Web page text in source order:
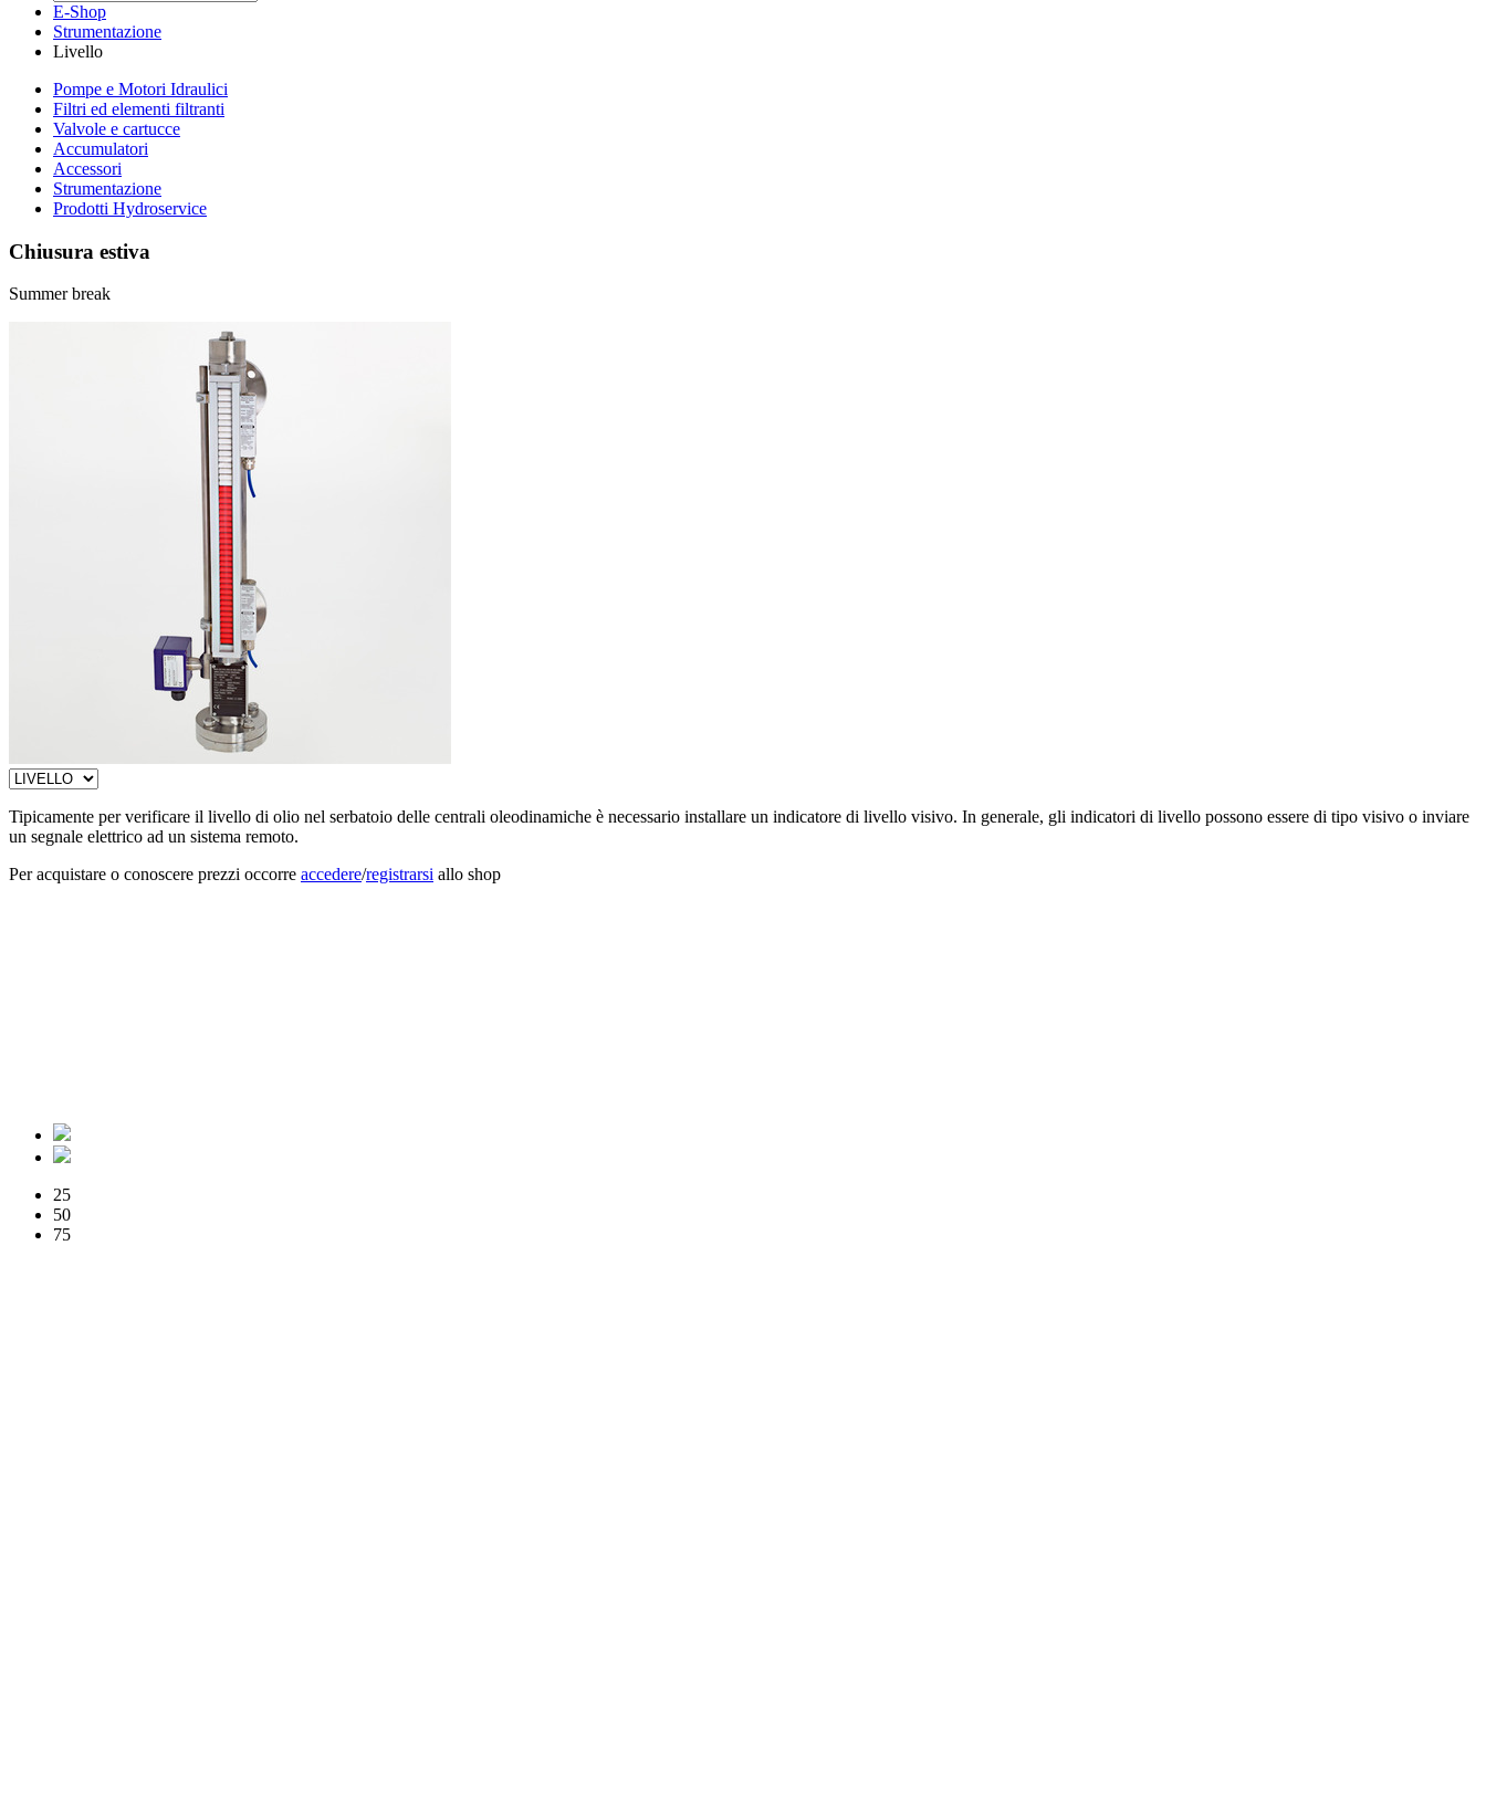
E-Shop
Strumentazione
Livello
Pompe e Motori Idraulici
Filtri ed elementi filtranti
Valvole e cartucce
Accumulatori
Accessori
Strumentazione
Prodotti Hydroservice
Chiusura estiva
Summer break
Tipicamente per verificare il livello di olio nel serbatoio delle centrali oleodinamiche è necessario installare un indicatore di livello visivo. In generale, gli indicatori di livello possono essere di tipo visivo o inviare
un segnale elettrico ad un sistema remoto.
Per acquistare o conoscere prezzi occorre accedere/registrarsi allo shop
25
50
75